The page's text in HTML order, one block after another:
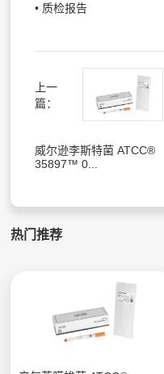
• 质检报告
上一
篇：
威尔逊李斯特菌 ATCC®
35897™ 0...
热门推荐